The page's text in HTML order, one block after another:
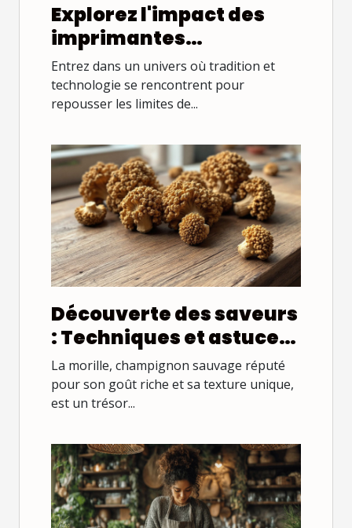
Explorez l'impact des
imprimantes
alimentaires sur l'art
pâtissier
Entrez dans un univers où tradition et
technologie se rencontrent pour
repousser les limites de...
Découverte des saveurs
: Techniques et astuces
pour cuisiner les
morilles
La morille, champignon sauvage réputé
pour son goût riche et sa texture unique,
est un trésor...